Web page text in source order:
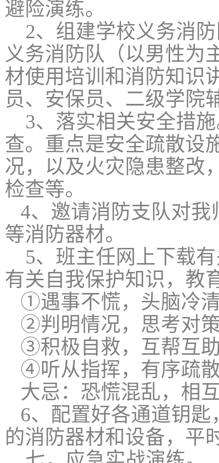
避险演练。
2、组建学校义务消
义务消防队（以男性为
材使用培训和消防知识
员、安保员、二级学院
3、落实相关安全措
查。重点是安全疏散设
况，以及火灾隐患整改
检查等。
4、邀请消防支队对
等消防器材。
5、班主任网上下载
有关自我保护知识，教
①遇事不慌，头脑冷
②判明情况，思考对
③积极自救，互帮互
④听从指挥，有序疏
大忌：恐慌混乱，相
6、配置好各通道钥
的消防器材和设备，平